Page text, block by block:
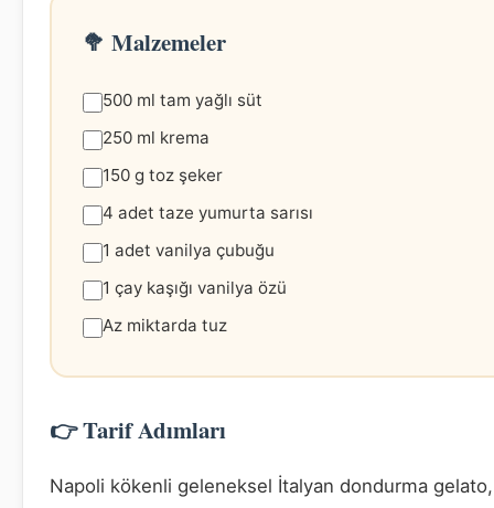
🥦 Malzemeler
500 ml tam yağlı süt
250 ml krema
150 g toz şeker
4 adet taze yumurta sarısı
1 adet vanilya çubuğu
1 çay kaşığı vanilya özü
Az miktarda tuz
👉 Tarif Adımları
Napoli kökenli geleneksel İtalyan dondurma